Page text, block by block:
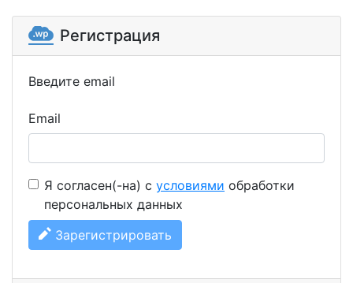
Регистрация
Введите email
Email
Я согласен(-на) с условиями обработки
персональных данных
Зарегистрировать